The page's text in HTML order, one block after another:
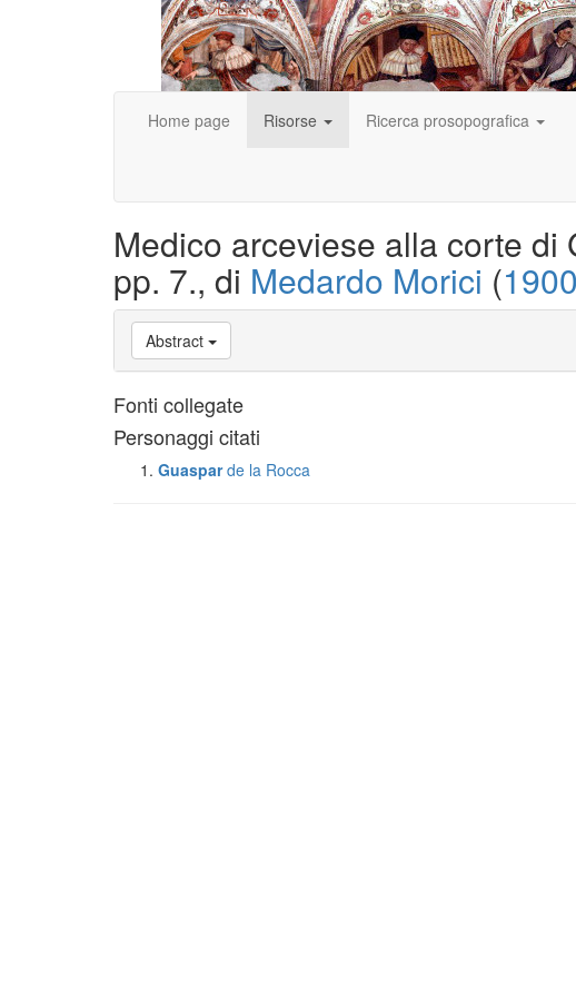
Home page Risorse Ricerca prosopografica
Medico arceviese alla corte di
pp. 7., di Medardo Morici (1900
Abstract
Fonti collegate
Personaggi citati
Guaspar de la Rocca